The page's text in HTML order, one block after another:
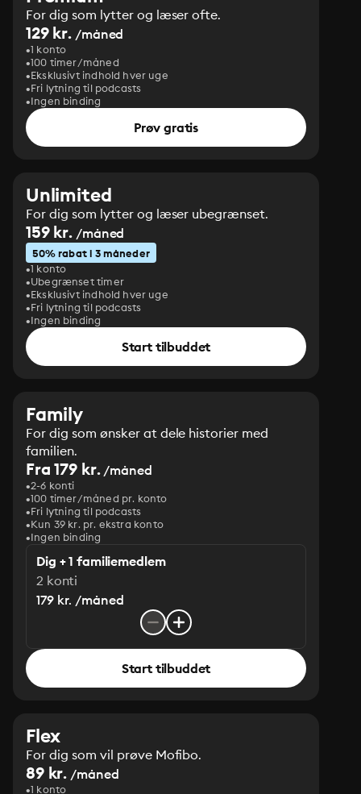
For dig som lytter og læser ofte.
129 kr. /måned
1 konto
100 timer/måned
Eksklusivt indhold hver uge
Fri lytning til podcasts
Ingen binding
Prøv gratis
Unlimited
For dig som lytter og læser ubegrænset.
159 kr. /måned
50% rabat i 3 måneder
1 konto
Ubegrænset timer
Eksklusivt indhold hver uge
Fri lytning til podcasts
Ingen binding
Start tilbuddet
Family
For dig som ønsker at dele historier med
familien.
Fra 179 kr./måned
2-6 konti
100 timer/måned pr. konto
Fri lytning til podcasts
Kun 39 kr. pr. ekstra konto
Ingen binding
Dig + 1 familiemedlem
2 konti
179 kr. /måned
Start tilbuddet
Flex
For dig som vil prøve Mofibo.
89 kr. /måned
1 konto